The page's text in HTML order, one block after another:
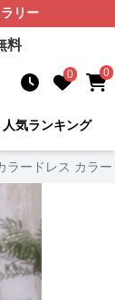
リー
料
0 0
人気ランキング
ラードレス カラ